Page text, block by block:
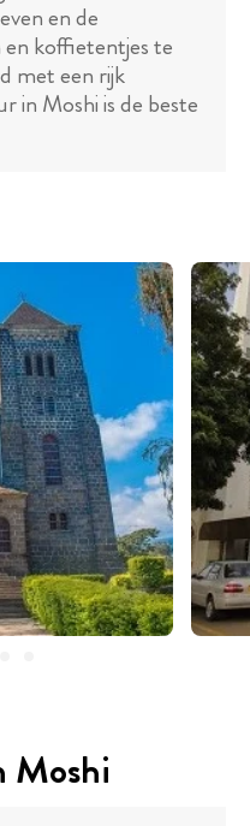
en de
koffietentjes te
met een rijk
in Moshi is de beste
Moshi